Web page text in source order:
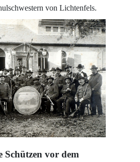
von Lichtenfels.
Schützen vor dem